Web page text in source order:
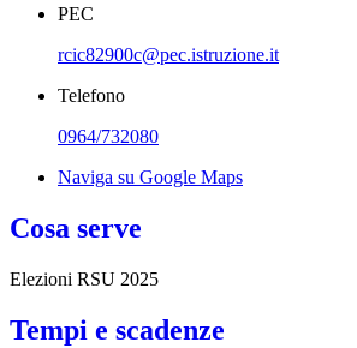
PEC
rcic82900c@pec.istruzione.it
Telefono
0964/732080
Naviga su Google Maps
Cosa serve
Elezioni RSU 2025
Tempi e scadenze